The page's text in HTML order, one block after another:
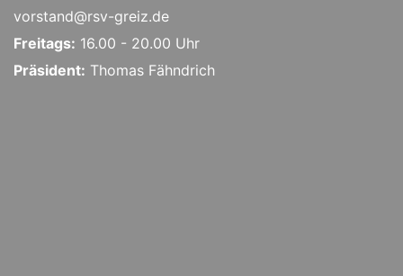
vorstand@rsv-greiz.de
Freitags: 16.00 - 20.00 Uhr
Präsident: Thomas Fähndrich